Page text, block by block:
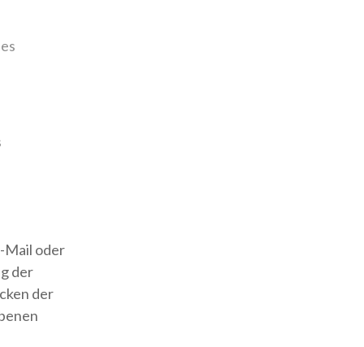
Mail oder
der
der